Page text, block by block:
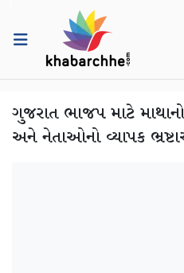
ગુજરાત ભાજપ માટે
અને નેતાઓનો વ્યાપક